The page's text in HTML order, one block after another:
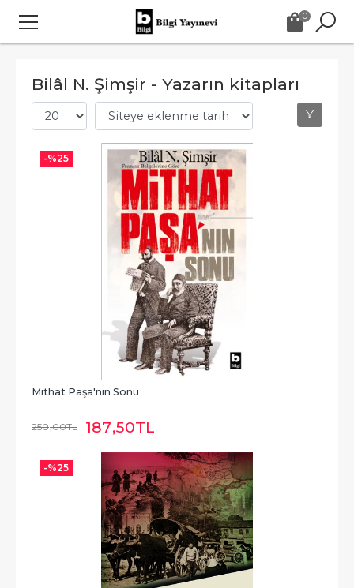
0
Bilâl N. Şimşir - Yazarın kitapları
-%25
Mithat Paşa'nın Sonu
250,00TL 187,50TL
-%25